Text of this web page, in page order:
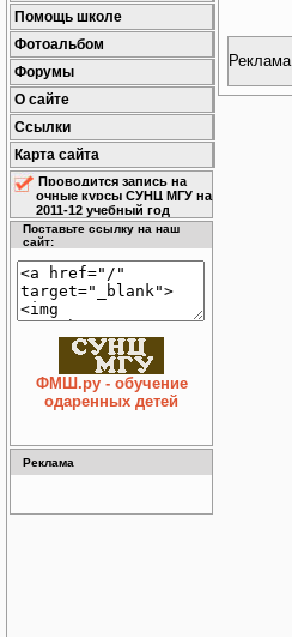
Помощь школе
Фотоальбом
Форумы
О сайте
Ссылки
Карта сайта
Проводится запись на
очные курсы СУНЦ МГУ на
2011-12 учебный год
Поставьте ссылку на наш
сайт:
ФМШ.ру - обучение
одаренных детей
Реклама
Реклама